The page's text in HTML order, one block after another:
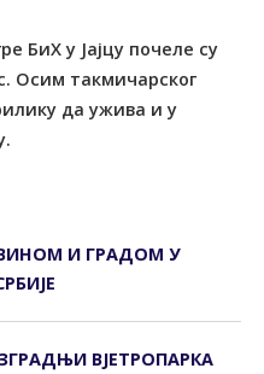
БиХ у Јајцу почеле су
Осим такмичарског
да ужива и у
И ГРАДОМ У
ВЈЕТРОПАРКА